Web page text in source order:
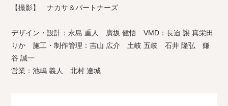
【撮影】 ナカサ＆パートナーズ
デザイン・設計：永島 重人 廣坂 健悟 VMD：長迫 譲 真栄田
りか 施工・制作管理：吉山 広介 土岐 五岐 石井 隆弘 鎌
谷 誠一
営業：池嶋 義人 北村 達城